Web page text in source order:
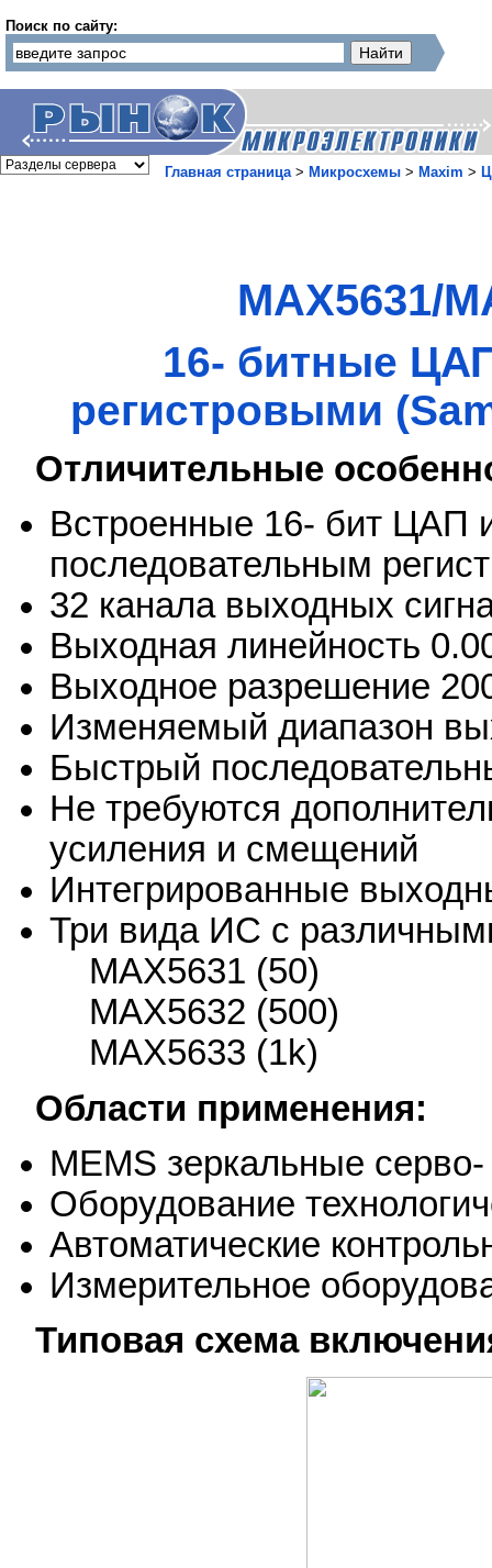
Поиск по сайту:
Главная страница> Микросхемы > Maxim >
MAX5631/
16- битные
регистровыми
Отличительные
Встроенные 16- бит ЦАП
последовательным
32 канала выходных
Выходная линейность
Выходное разрешение
Изменяемый диапазон
Быстрый
Не требуются
усиления и смещений
Интегрированные
Три вида ИС с
MAX5631 (50)
MAX5632 (500)
MAX5633 (1k)
Области применения:
MEMS зеркальные
Оборудование
Автоматические
Измерительное
Типовая схема